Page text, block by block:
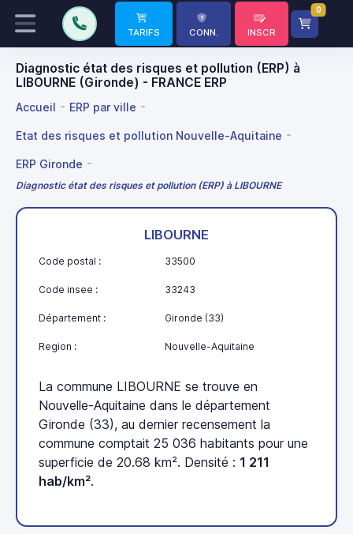
TARIFS CONN. INSCR
0
Diagnostic état des risques et pollution (ERP) à
LIBOURNE (Gironde) - FRANCE ERP
Accueil ERP par ville
Etat des risques et pollution Nouvelle-Aquitaine
ERP Gironde
Diagnostic état des risques et pollution (ERP) à LIBOURNE
LIBOURNE
Code postal : 33500
Code insee : 33243
Département : Gironde (33)
Region : Nouvelle-Aquitaine
La commune LIBOURNE se trouve en
Nouvelle-Aquitaine dans le département
Gironde (33), au dernier recensement la
commune comptait 25 036 habitants pour une
superficie de 20.68 km². Densité : 1 211
hab/km².